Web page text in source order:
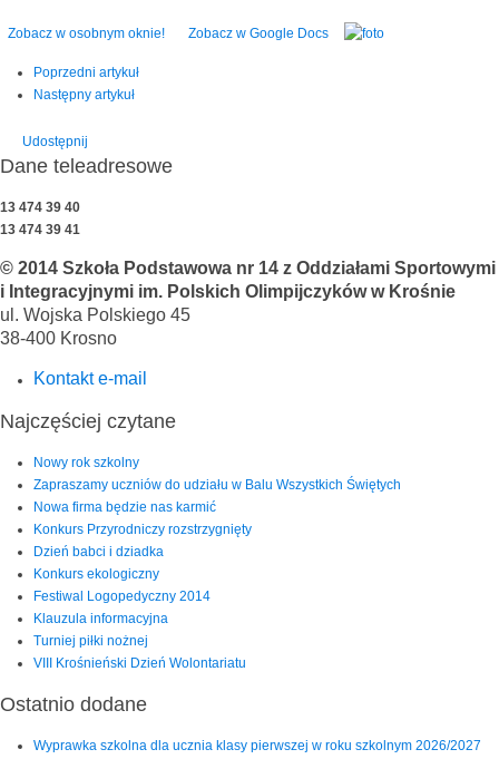
Zobacz w osobnym oknie! Zobacz w Google Docs
Poprzedni artykuł
Następny artykuł
Udostępnij
Dane teleadresowe
13 474 39 40
13 474 39 41
© 2014 Szkoła Podstawowa nr 14 z Oddziałami Sportowymi
i Integracyjnymi im. Polskich Olimpijczyków w Krośnie
ul. Wojska Polskiego 45
38-400 Krosno
Kontakt e-mail
Najczęściej czytane
Nowy rok szkolny
Zapraszamy uczniów do udziału w Balu Wszystkich Świętych
Nowa firma będzie nas karmić
Konkurs Przyrodniczy rozstrzygnięty
Dzień babci i dziadka
Konkurs ekologiczny
Festiwal Logopedyczny 2014
Klauzula informacyjna
Turniej piłki nożnej
VIII Krośnieński Dzień Wolontariatu
Ostatnio dodane
Wyprawka szkolna dla ucznia klasy pierwszej w roku szkolnym 2026/2027